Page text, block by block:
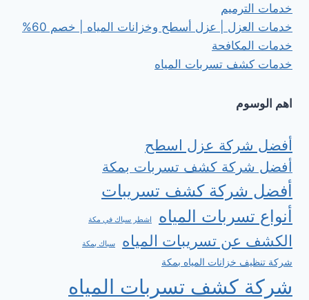
خدمات الترميم
خدمات العزل | عزل أسطح وخزانات المياه | خصم 60%
خدمات المكافحة
خدمات كشف تسربات المياه
اهم الوسوم
أفضل شركة عزل اسطح
أفضل شركة كشف تسربات بمكة
أفضل شركة كشف تسريبات
أنواع تسربات المياه
اشطر سباك في مكة
الكشف عن تسريبات المياه سباك بمكة
شركة تنظيف خزانات المياه بمكة
شركة كشف تسربات المياه